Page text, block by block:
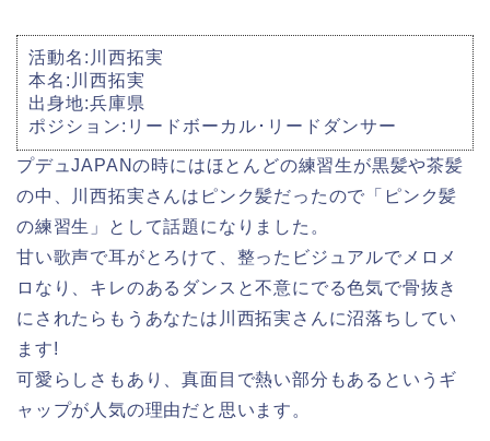
活動名:川西拓実
本名:川西拓実
出身地:兵庫県
ポジション:リードボーカル･リードダンサー
プデュJAPANの時にはほとんどの練習生が黒髪や茶髪
の中、川西拓実さんはピンク髪だったので「ピンク髪
の練習生」として話題になりました。
甘い歌声で耳がとろけて、整ったビジュアルでメロメ
ロなり、キレのあるダンスと不意にでる色気で骨抜き
にされたらもうあなたは川西拓実さんに沼落ちしてい
ます!
可愛らしさもあり、真面目で熱い部分もあるというギ
ャップが人気の理由だと思います。